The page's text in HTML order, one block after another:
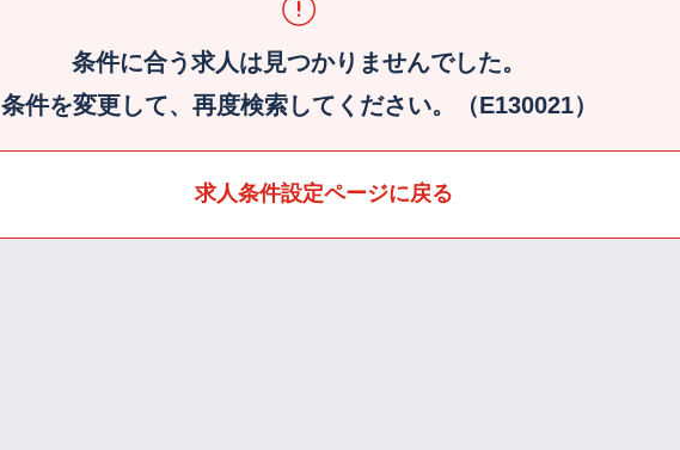
条件に合う求人は見つかりませんでした。
条件を変更して、再度検索してください。（E130021）
求人条件設定ページに戻る